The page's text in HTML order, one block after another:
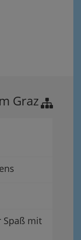
Graz
Spaß mit